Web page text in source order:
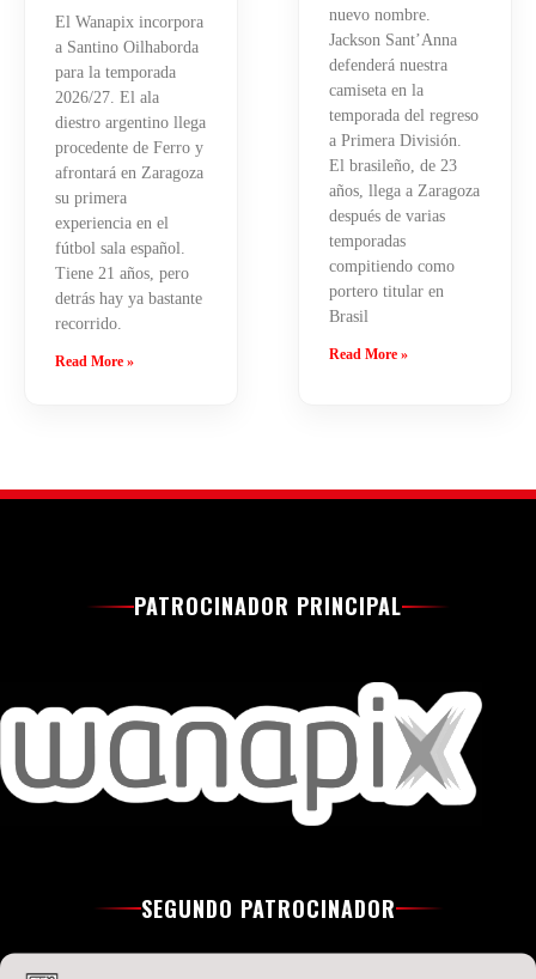
El Wanapix incorpora
a Santino Oilhaborda
para la temporada
2026/27. El ala
diestro argentino llega
procedente de Ferro y
afrontará en Zaragoza
su primera
experiencia en el
fútbol sala español.
Tiene 21 años, pero
detrás hay ya bastante
recorrido.
Read More »
nuevo nombre.
Jackson Sant’Anna
defenderá nuestra
camiseta en la
temporada del regreso
a Primera División.
El brasileño, de 23
años, llega a Zaragoza
después de varias
temporadas
compitiendo como
portero titular en
Brasil
Read More »
PATROCINADOR PRINCIPAL
SEGUNDO PATROCINADOR